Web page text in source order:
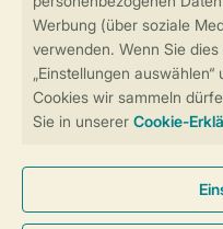
Sicherstellung
Sicheres Bezahlen